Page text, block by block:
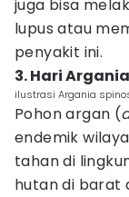
juga bisa
lupus atau
penyakit ini.
3. Hari
ilustrasi Argania
Pohon argan (
endemik
tahan di
hutan di barat